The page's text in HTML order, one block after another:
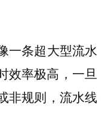
一条超大型流水
率极高，一旦
非规则，流水线